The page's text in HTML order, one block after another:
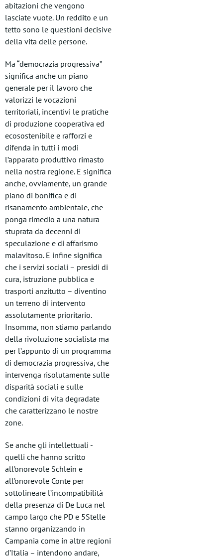
abitazioni che vengono
lasciate vuote. Un reddito e un
tetto sono le questioni decisive
della vita delle persone.
Ma “democrazia progressiva”
significa anche un piano
generale per il lavoro che
valorizzi le vocazioni
territoriali, incentivi le pratiche
di produzione cooperativa ed
ecosostenibile e rafforzi e
difenda in tutti i modi
l’apparato produttivo rimasto
nella nostra regione. E significa
anche, ovviamente, un grande
piano di bonifica e di
risanamento ambientale, che
ponga rimedio a una natura
stuprata da decenni di
speculazione e di affarismo
malavitoso. E infine significa
che i servizi sociali – presidi di
cura, istruzione pubblica e
trasporti anzitutto – diventino
un terreno di intervento
assolutamente prioritario.
Insomma, non stiamo parlando
della rivoluzione socialista ma
per l’appunto di un programma
di democrazia progressiva, che
intervenga risolutamente sulle
disparità sociali e sulle
condizioni di vita degradate
che caratterizzano le nostre
zone.
Se anche gli intellettuali -
quelli che hanno scritto
all’onorevole Schlein e
all’onorevole Conte per
sottolineare l’incompatibilità
della presenza di De Luca nel
campo largo che PD e 5Stelle
stanno organizzando in
Campania come in altre regioni
d’Italia – intendono andare,